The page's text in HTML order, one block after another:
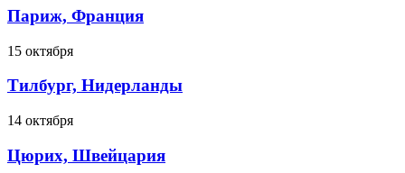
Париж, Франция
15 октября
Тилбург, Нидерланды
14 октября
Цюрих, Швейцария